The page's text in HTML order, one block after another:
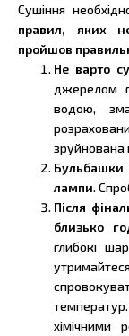
Сушіння
правил, яких
пройшов
Не варто
джерелом
водою,
зруйнована
лампи.
Після
близько
глибокі
хімічними